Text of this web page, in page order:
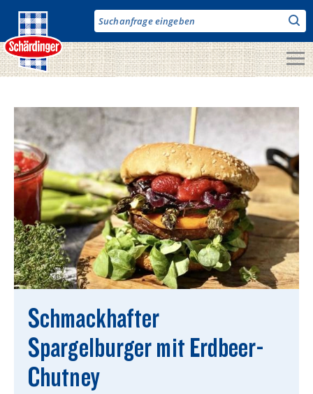
zum
Inhalt
Milch & Co.
Käse
Butter
Fruchtjoghurt & Drinks
Desserts
Bergbauern Produkte
Vegane Produkte
Rezepte
Schärdinger Foodblog
Schmackhafter
Spargelburger mit Erdbeer-
Chutney